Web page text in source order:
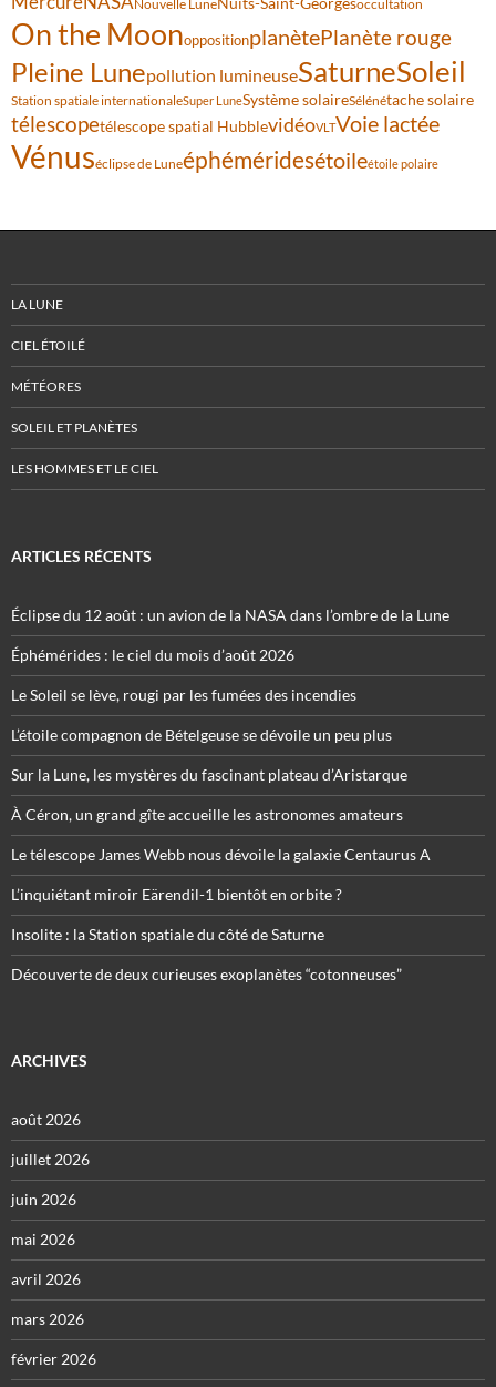
Nouvelle Lune occultation
On the MoonoppositionplanètePlanète rouge
Pleine Lunepollution lumineuseSaturneSoleil
Station spatiale internationaleSuper LuneSystème solaireSélénétache solaire
télescopetélescope spatial HubblevidéoVLTVoie lactée
Vénuséclipse de Luneéphéméridesétoileétoile polaire
LA LUNE
CIEL ÉTOILÉ
MÉTÉORES
SOLEIL ET PLANÈTES
LES HOMMES ET LE CIEL
ARTICLES RÉCENTS
Éclipse du 12 août : un avion de la NASA dans l’ombre de la Lune
Éphémérides : le ciel du mois d’août 2026
Le Soleil se lève, rougi par les fumées des incendies
L’étoile compagnon de Bételgeuse se dévoile un peu plus
Sur la Lune, les mystères du fascinant plateau d’Aristarque
À Céron, un grand gîte accueille les astronomes amateurs
Le télescope James Webb nous dévoile la galaxie Centaurus A
L’inquiétant miroir Eärendil-1 bientôt en orbite ?
Insolite : la Station spatiale du côté de Saturne
Découverte de deux curieuses exoplanètes “cotonneuses”
ARCHIVES
août 2026
juillet 2026
juin 2026
mai 2026
avril 2026
mars 2026
février 2026